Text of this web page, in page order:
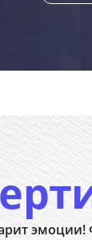
эмоции!